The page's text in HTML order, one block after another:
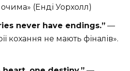
(Енді Уорхолл)
never have endings.” —
кохання не мають фіналів».